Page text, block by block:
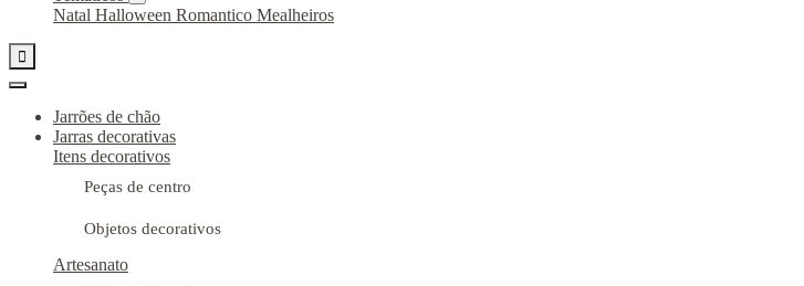
Natal Halloween Romantico Mealheiros

Jarrões de chão
Jarras decorativas
Itens decorativos
Peças de centro
Objetos decorativos
Artesanato